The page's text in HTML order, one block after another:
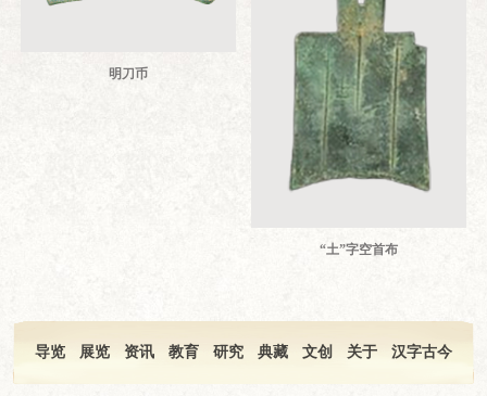
明刀币
“土”字空首布
导览 展览 资讯 教育 研究 典藏 文创 关于 汉字古今